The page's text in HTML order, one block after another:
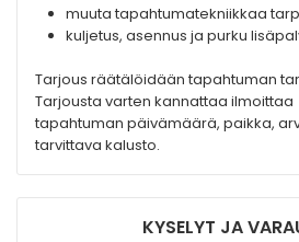
muuta tapahtumatekniikkaa
kuljetus, asennus ja purku
Tarjous räätälöidään tapahtuman
Tarjousta varten kannattaa ilmoittaa
tapahtuman päivämäärä, paikka,
tarvittava kalusto.
KYSELYT JA